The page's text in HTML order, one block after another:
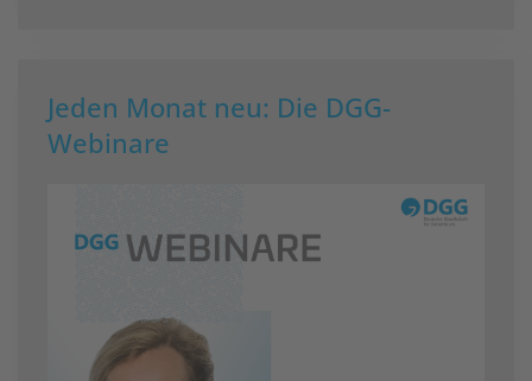
Jeden Monat neu: Die DGG-
Webinare